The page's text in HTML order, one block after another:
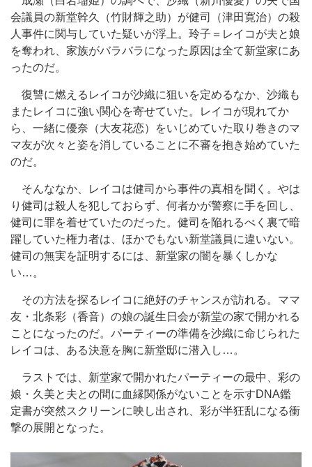
会議員の新堂幹久（竹財輝之助）が健司（津田寛治）の殺
人事件に関与していた疑いが浮上。玲子＝レイコが夫と娘
を奪われ、家族がバラバラになった原因は全て新堂家にあ
ったのだ。
復讐に燃えるレイコが沙織に狙いを定めるなか、沙織も
またレイコに強い関心を寄せていた。レイコが現れてか
ら、一緒に優奈（大友花恋）をいじめていた取り巻きのマ
マ友が次々と姿を消していることに不審を抱き始めていた
のだ。
そんななか、レイコは健司から事件の真相を聞く。やは
り健司は殺人を犯しておらず、何者かが警察に手を回し、
健司に罪を着せていたのだった。健司を陥れるべく裏で暗
躍していた権力者は、ほかでもない新堂議員に違いない。
健司の無実を証明するには、新堂家の闇を暴くしかな
い…。
その方法を探るレイコに絶好のチャンスが訪れる。ママ
友・北条彩（香音）の娘の誕生日会が新堂の家で開かれる
ことになったのだ。パーティーの準備を沙織に命じられた
レイコは、ある決意を胸に新堂邸に潜入し…。
ラストでは、新堂家で開かれたパーティーの最中、彩の
娘・久美と夫との間に血縁関係がないことを示すDNA鑑
定書が突然スクリーンに映し出され、彩が半狂乱になる衝
撃の展開となった。